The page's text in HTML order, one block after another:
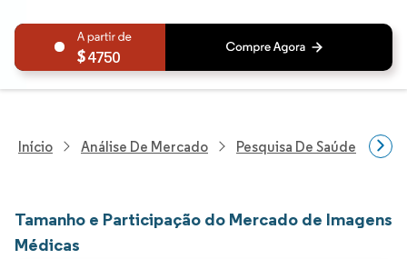
4750
Início Análise De Mercado Pesquisa De Saúde
Tamanho e Participação do Mercado de Imagens
Médicas